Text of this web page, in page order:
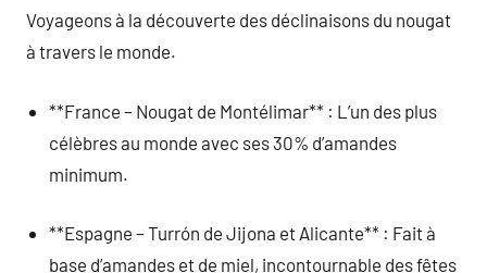
Voyageons à la découverte des déclinaisons du nougat
à travers le monde.
**France – Nougat de Montélimar** : L’un des plus
célèbres au monde avec ses 30% d’amandes
minimum.
**Espagne – Turrón de Jijona et Alicante** : Fait à
base d’amandes et de miel, incontournable des fêtes